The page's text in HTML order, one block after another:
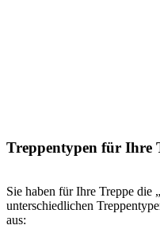
Treppentypen für Ihre
Sie haben für Ihre Treppe die
unterschiedlichen
aus: